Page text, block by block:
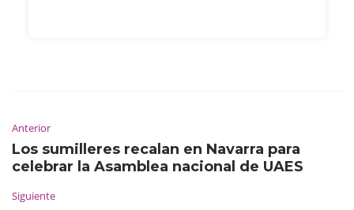
Anterior
Los sumilleres recalan en Navarra para
celebrar la Asamblea nacional de UAES
Siguiente